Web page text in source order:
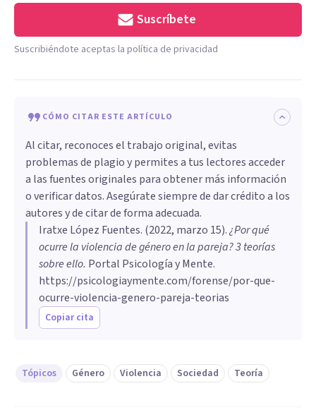
Suscríbete
Suscribiéndote aceptas la política de privacidad
CÓMO CITAR ESTE ARTÍCULO
Al citar, reconoces el trabajo original, evitas
problemas de plagio y permites a tus lectores acceder
a las fuentes originales para obtener más información
o verificar datos. Asegúrate siempre de dar crédito a los
autores y de citar de forma adecuada.
Iratxe López Fuentes. (2022, marzo 15).¿Por qué
ocurre la violencia de género en la pareja? 3 teorías
sobre ello. Portal Psicología y Mente.
https://psicologiaymente.com/forense/por-que-
ocurre-violencia-genero-pareja-teorias
Copiar cita
Tópicos Género Violencia Sociedad Teoría